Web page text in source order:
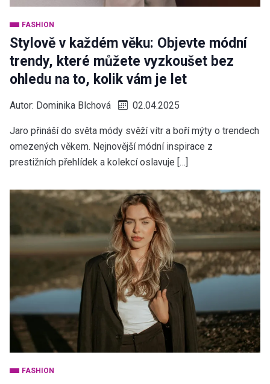
FASHION
Stylově v každém věku: Objevte módní
trendy, které můžete vyzkoušet bez
ohledu na to, kolik vám je let
Autor: Dominika Blchová 02.04.2025
Jaro přináší do světa módy svěží vítr a boří mýty o trendech
omezených věkem. Nejnovější módní inspirace z
prestižních přehlídek a kolekcí oslavuje […]
FASHION